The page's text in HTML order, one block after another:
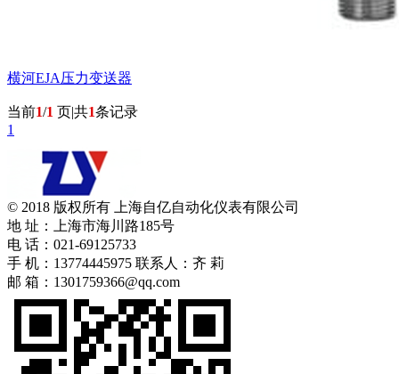
横河EJA压力变送器
当前1/1 页|共1条记录
1
© 2018 版权所有 上海自亿自动化仪表有限公司
地 址：上海市海川路185号
电 话：021-69125733
手 机：13774445975 联系人：齐 莉
邮 箱：1301759366@qq.com